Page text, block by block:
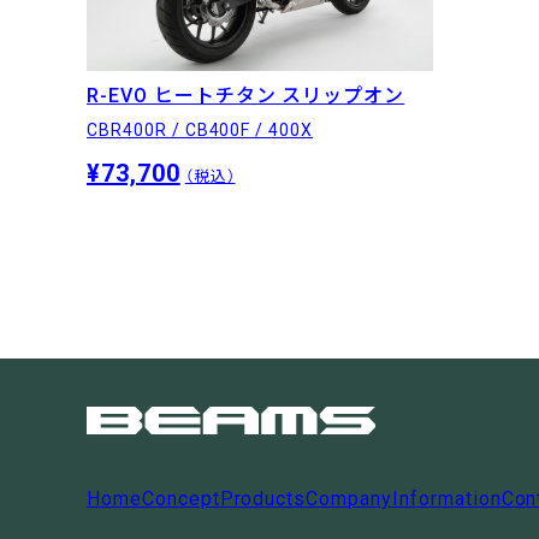
R-EVO ヒートチタン スリップオン
CBR400R / CB400F / 400X
¥73,700 （税込）
HomeConcept ProductsCompany Information